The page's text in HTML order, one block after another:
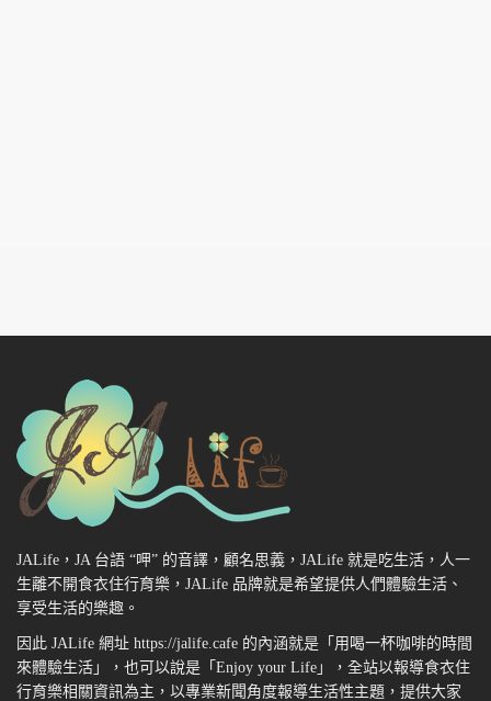
JALife，JA 台語 “呷” 的音譯，顧名思義，JALife 就是吃生活，人一
生離不開食衣住行育樂，JALife 品牌就是希望提供人們體驗生活、
享受生活的樂趣。
因此 JALife 網址 https://jalife.cafe 的內涵就是「用喝一杯咖啡的時間
來體驗生活」，也可以說是「Enjoy your Life」，全站以報導食衣住
行育樂相關資訊為主，以專業新聞角度報導生活性主題，提供大家